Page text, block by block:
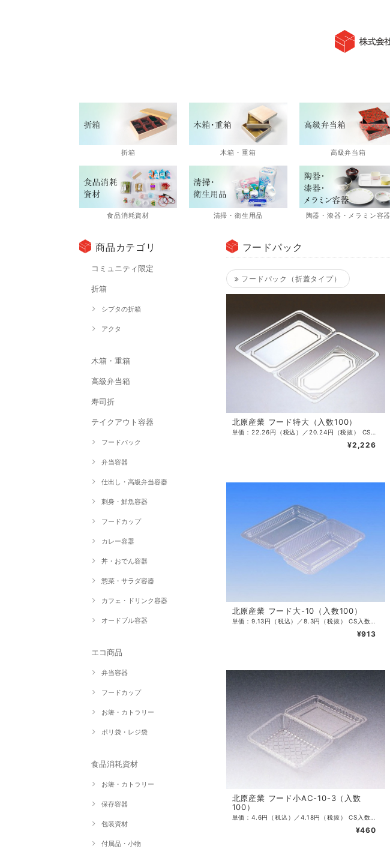
折箱 木箱・重箱 高級弁当箱
食品消耗資材 清掃・衛生用品 陶器・漆器・メラミン容器
商品カテゴリ
コミュニティ限定
折箱
シブタの折箱
アクタ
木箱・重箱
高級弁当箱
寿司折
テイクアウト容器
フードパック
弁当容器
仕出し・高級弁当容器
刺身・鮮魚容器
フードカップ
カレー容器
丼・おでん容器
惣菜・サラダ容器
カフェ・ドリンク容器
オードブル容器
エコ商品
弁当容器
フードカップ
お箸・カトラリー
ポリ袋・レジ袋
食品消耗資材
お箸・カトラリー
保存容器
包装資材
付属品・小物
フードパック
フードパック（折蓋タイプ）
北原産業 フード特大（入数100）
¥2,226
北原産業 フード大-10（入数100）
単価：9.13円（税込）／8.3円（税抜） CS入数：2000 袋入数：100 サイズ：185×113×30（12）mm 色：透明 ・OPS素材
¥913
北原産業 フード小AC-10-3（入数
100）
¥460